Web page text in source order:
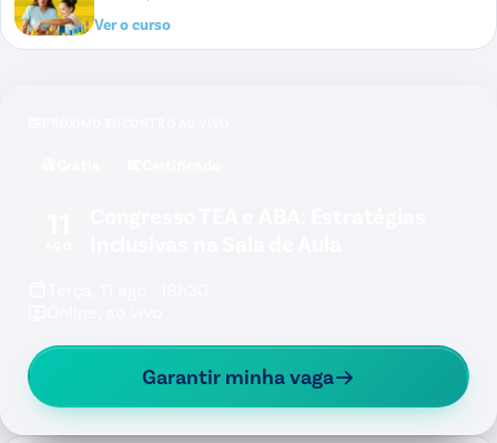
Ver o curso
Garantir minha vaga